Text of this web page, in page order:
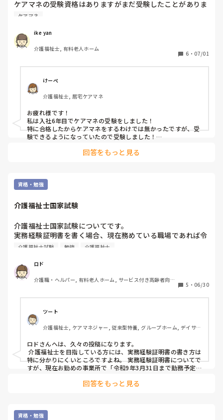
「間に合わなくても、送っていただければと思います。書類
です。
しかし、6月26日に私が財団に同様の質問をしたときには、
「間に合わなければ、受験はできません。申し込みは、無効
これ、全く真逆の回答ではないですか？　私がとくに許し難
受験できません」と回答した職員です。
私は後日、財団にたいして、文書か訪問により、財団として
の正式な正しい見解の確認と、一連の職員による問い合わせ
の回答が、適切であったかどうか、回答を要求したいと考え
ケアマネの受験資格はありますがまだ受験したことがありま
せん。
ケアマネ
ike yan
介護福祉士, 有料老人ホーム
6 ・ 07/01
けーぺ
介護福祉士, 居宅ケアマネ
お疲れ様です！
私は入社6年目でケアマネの受験をしました！
特に合格したからケアマネをするわけでは無かったですが、受
験できるようになっていたので受験しました！
回答をもっと見る
資格・勉強
介護福祉士国家試験
介護福祉士国家試験についてです。
実務経験証明書を書く場合、現在務めている職場であれば令
和9年3月31日までの見込みを書いても良いのでしょうか？
また皆様どのような勉強を行ったのか教えて頂きたいです。
介護福祉士試験 勉強 介護福祉士
ロド
介護職・ヘルパー, 有料老人ホーム, サービス付き高齢者向け
5 ・ 06/30
ツート
介護福祉士, ケアマネジャー, 従来型特養, グループホーム, デイサー
ロドさんへは、久々の投稿になります。
介護福祉士を目指している方には、実務経験証明書の書き方は
特に分かりにくいところですよね。 実務経験証明書についてで
すが、現在お勤めの事業所で「令和9年3月31日まで勤務予定」
国家試験では、「受験する年度の3月31日までに必要な実務年
るので、最終的には事業所の担当者さんか、受験案内を確認し
回答をもっと見る
資格・勉強